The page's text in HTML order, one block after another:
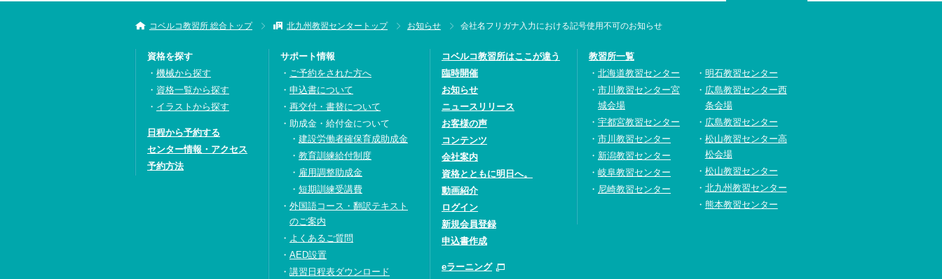
コベルコ教習所 総合トップ 北九州教習センタートップ お知らせ 会社名フリガナ入力における記号使用不可のお知らせ
資格を探す
機械から探す
資格一覧から探す
イラストから探す
日程から予約する
センター情報・アクセス
予約方法
サポート情報
ご予約をされた方へ
申込書について
再交付・書替について
助成金・給付金について
建設労働者確保育成助成金
教育訓練給付制度
雇用調整助成金
短期訓練受講費
外国語コース・翻訳テキスト
のご案内
よくあるご質問
AED設置
講習日程表ダウンロード
コベルコ教習所はここが違う
臨時開催
お知らせ
ニュースリリース
お客様の声
コンテンツ
会社案内
資格とともに明日へ。
動画紹介
ログイン
新規会員登録
申込書作成
eラーニング
教習所一覧
北海道教習センター
市川教習センター宮
城会場
宇都宮教習センター
市川教習センター
新潟教習センター
岐阜教習センター
尼崎教習センター
明石教習センター
広島教習センター西
条会場
広島教習センター
松山教習センター高
松会場
松山教習センター
北九州教習センター
熊本教習センター